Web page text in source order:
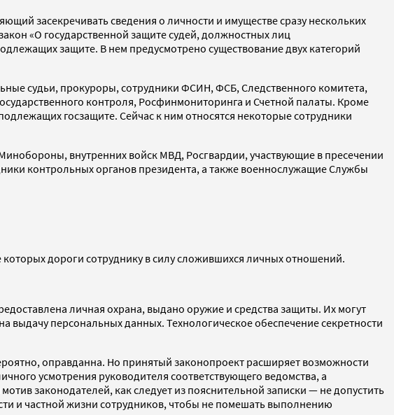
засекречивать сведения о личности и имуществе сразу нескольких
«О государственной защите судей, должностных лиц
защите. В нем предусмотрено существование двух категорий
судьи, прокуроры, сотрудники ФСИН, ФСБ, Следственного комитета,
контроля, Росфинмониторинга и Счетной палаты. Кроме
госзащите. Сейчас к ним относятся некоторые сотрудники
внутренних войск МВД, Росгвардии, участвующие в пресечении
контрольных органов президента, а также военнослужащие Службы
дороги сотруднику в силу сложившихся личных отношений.
личная охрана, выдано оружие и средства защиты. Их могут
персональных данных. Технологическое обеспечение секретности
оправданна. Но принятый законопроект расширяет возможности
усмотрения руководителя соответствующего ведомства, а
законодателей, как следует из пояснительной записки — не допустить
и частной жизни сотрудников, чтобы не помешать выполнению